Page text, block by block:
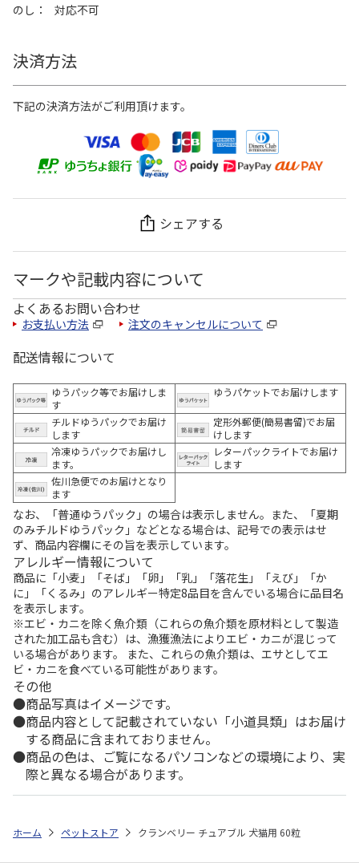
のし
対応不可
決済方法
下記の決済方法がご利用頂けます。
シェアする
マークや記載内容について
よくあるお問い合わせ
お支払い方法 注文のキャンセルについて
配送情報について
ゆうパック等でお届けしま
す
ゆうパケットでお届けします
チルドゆうパックでお届け
します
定形外郵便(簡易書留)でお届
けします
冷凍ゆうパックでお届けし
ます。
レターパックライトでお届け
します
佐川急便でのお届けとなり
ます
なお、「普通ゆうパック」の場合は表示しません。また、「夏期
のみチルドゆうパック」などとなる場合は、記号での表示はせ
ず、商品内容欄にその旨を表示しています。
アレルギー情報について
商品に「小麦」「そば」「卵」「乳」「落花生」「えび」「か
に」「くるみ」のアレルギー特定8品目を含んでいる場合に品目名
を表示します。
※エビ・カニを除く魚介類（これらの魚介類を原材料として製造
された加工品も含む）は、漁獲漁法によりエビ・カニが混じって
いる場合があります。 また、これらの魚介類は、エサとしてエ
ビ・カニを食べている可能性があります。
その他
商品写真はイメージです。
商品内容として記載されていない「小道具類」はお届け
する商品に含まれておりません。
商品の色は、ご覧になるパソコンなどの環境により、実
際と異なる場合があります。
ホーム ペットストア クランベリー チュアブル 犬猫用 60粒